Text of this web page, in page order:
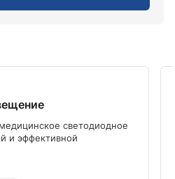
светодиодное
и эффективной